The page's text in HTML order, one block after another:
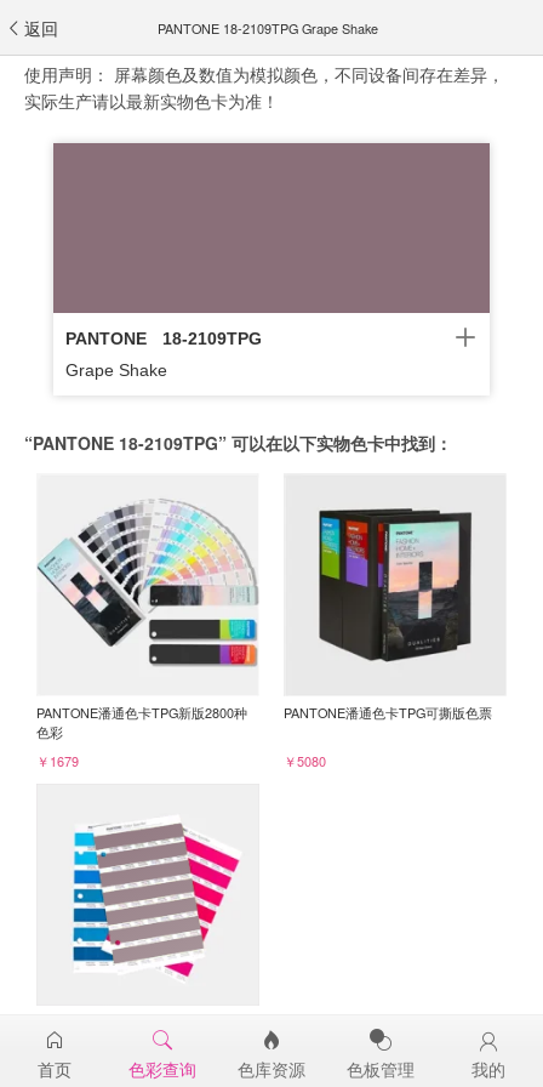
返回 PANTONE 18-2109TPG Grape Shake
使用声明： 屏幕颜色及数值为模拟颜色，不同设备间存在差异，
实际生产请以最新实物色卡为准！
PANTONE
18-2109TPG
Grape Shake
“PANTONE 18-2109TPG” 可以在以下实物色卡中找到：
PANTONE潘通色卡TPG新版2800种
色彩
￥1679
PANTONE潘通色卡TPG可撕版色票
￥5080
18-2109TPG
￥98
首页 色彩查询 色库资源 色板管理 我的